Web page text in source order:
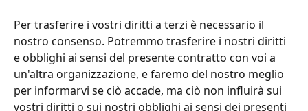
Per trasferire i vostri diritti a terzi è necessario il
nostro consenso. Potremmo trasferire i nostri diritti
e obblighi ai sensi del presente contratto con voi a
un'altra organizzazione, e faremo del nostro meglio
per informarvi se ciò accade, ma ciò non influirà sui
vostri diritti o sui nostri obblighi ai sensi dei presenti